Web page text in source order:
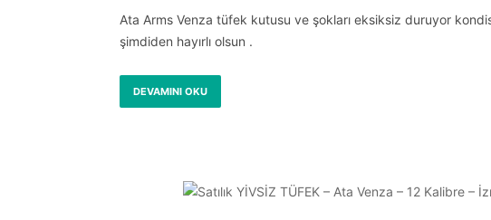
Ata Arms Venza tüfek kutusu ve şokları eksiksiz duruyor
şimdiden hayırlı olsun .
DEVAMINI OKU